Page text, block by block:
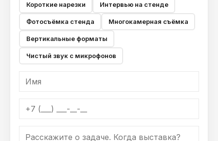
Короткие нарезки
Интервью на стенде
Фотосъёмка стенда Многокамерная съёмка
Вертикальные форматы
Чистый звук с микрофонов